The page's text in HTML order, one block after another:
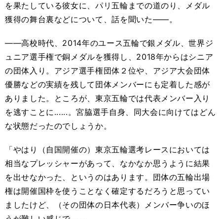
を果たしている彼女に、パリ五輪までの道のり、メダル
獲得の舞台裏などについて、話を聞いた――。
――高校時代、2014年のユース五輪で銀メダル、世界ジ
ュニア選手権で銅メダルを獲得し、2018年からはシニア
の団体入り。アジア選手権団体２位や、アジア大会団体
優勝などの実績を残して団体メンバーにも定着した感が
ありました。ところが、東京五輪では代表メンバー入り
を逃すことに......。宮脇選手自身、同大会に向けてはどん
な状態だったのでしょうか。
「やはり（自国開催の）東京五輪選考レースにおいては
相当なプレッシャーがあって、なかなか思うように結果
を出せなかった、というのはあります。団体の五輪出場
権は開催国枠を使うことなく確定するだろうと思ってい
ましたけど、（その団体の日本代表）メンバー争いのほ